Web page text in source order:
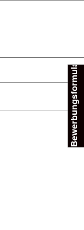
Bewerbungsformular